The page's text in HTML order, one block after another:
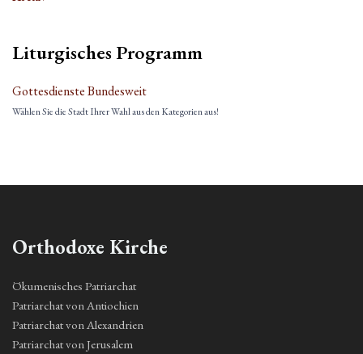
Liturgisches Programm
Gottesdienste Bundesweit
Wählen Sie die Stadt Ihrer Wahl aus den Kategorien aus!
Orthodoxe Kirche
Ökumenisches Patriarchat
Patriarchat von Antiochien
Patriarchat von Alexandrien
Patriarchat von Jerusalem